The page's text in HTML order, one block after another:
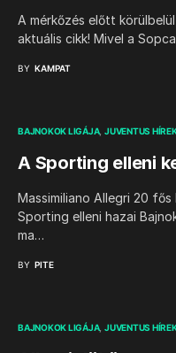
A mérkőzés előtt
aktuális cikk! Mivel a
BY KAMPAT
BAJNOKOK LIGÁJA JUVENTUS
A Sporting elleni
Massimiliano Allegri 20
Sporting elleni hazai
ma…
BY PITE
BAJNOKOK LIGÁJA JUVENTUS